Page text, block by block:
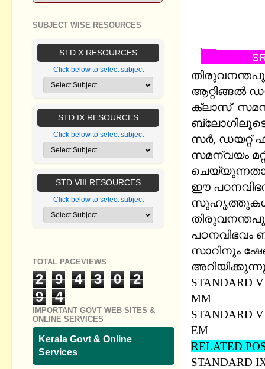
ആറ്റിങ്ങൽ
ക്ലാസ്
സര്‍, ഡയറ്റ്
സമന്വയം
ഈ
പഠനവിഭവം
സാറിനും
STANDARD
MM
STANDARD
EM
RELATED
STANDARD
SUBJECT WISE RESOURCES
STD X RESOURCES
Click below to select subject
STD IX RESOURCES
Click below to select subject
STD VIII RESOURCES
Click below to select subject
TOTAL PAGEVIEWS
2 9 4 3 0
2
9
4
IMPORTANT GOVT WEB SITES &
ONLINE SERVICES
Kerala Govt & Online
Services